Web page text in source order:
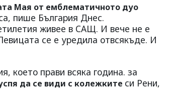
Мая от емблематичното дуо
пише България Днес.
живее в САЩ. И вече не е
се е уредила отвсякъде. И
което прави всяка година. за
да се види с колежките си Рени,